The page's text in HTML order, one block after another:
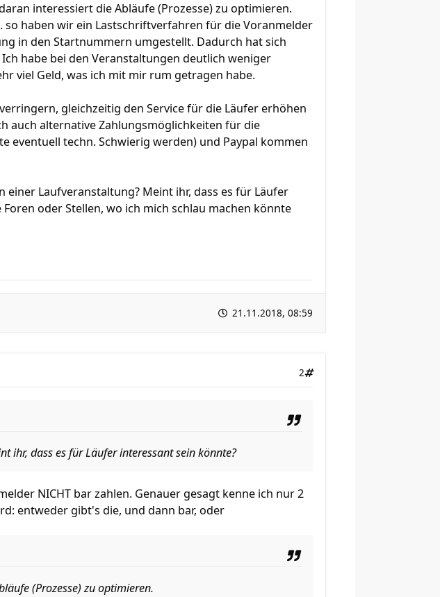
interessiert die Abläufe (Prozesse) zu optimieren.
haben wir ein Lastschriftverfahren für die Voranmelder
in den Startnummern umgestellt. Dadurch hat sich
habe bei den Veranstaltungen deutlich weniger
viel Geld, was ich mit mir rum getragen habe.
gleichzeitig den Service für die Läufer erhöhen
auch alternative Zahlungsmöglichkeiten für die
eventuell techn. Schwierig werden) und Paypal kommen
Laufveranstaltung? Meint ihr, dass es für Läufer
oder Stellen, wo ich mich schlau machen könnte
21.11.2018, 08:59
2
ihr, dass es für Läufer interessant sein könnte?
NICHT bar zahlen. Genauer gesagt kenne ich nur 2
entweder gibt's die, und dann bar, oder
(Prozesse) zu optimieren.